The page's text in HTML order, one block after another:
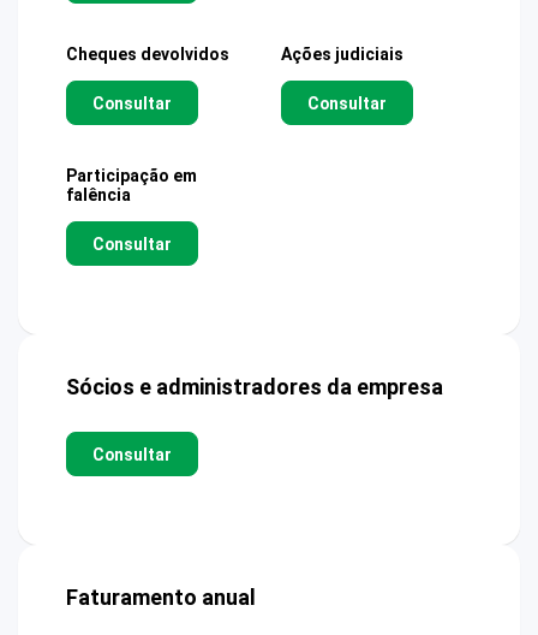
Cheques devolvidos
Consultar
Ações judiciais
Consultar
Participação em
falência
Consultar
Sócios e administradores da empresa
Consultar
Faturamento anual